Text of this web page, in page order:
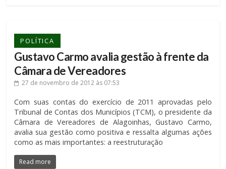
POLÍTICA
Gustavo Carmo avalia gestão à frente da
Câmara de Vereadores
27 de novembro de 2012 às 07:53
Com suas contas do exercício de 2011 aprovadas pelo
Tribunal de Contas dos Municípios (TCM), o presidente da
Câmara de Vereadores de Alagoinhas, Gustavo Carmo,
avalia sua gestão como positiva e ressalta algumas ações
como as mais importantes: a reestruturação
Read more